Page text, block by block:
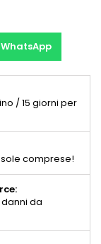
/ 15 giorni per
comprese!
da